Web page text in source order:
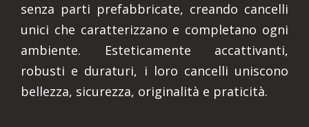
senza parti prefabbricate, creando cancelli
unici che caratterizzano e completano ogni
ambiente. Esteticamente accattivanti,
robusti e duraturi, i loro cancelli uniscono
bellezza, sicurezza, originalità e praticità.